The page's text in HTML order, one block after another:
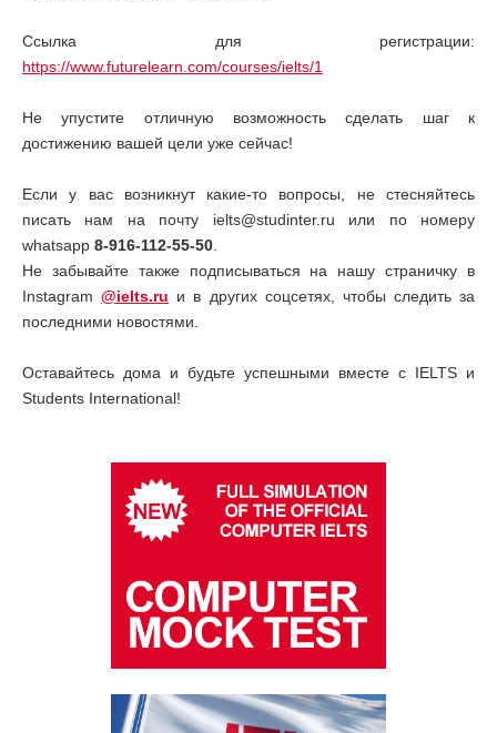
Ссылка для регистрации:
https://www.futurelearn.com/courses/ielts/1
Не упустите отличную возможность сделать шаг к
достижению вашей цели уже сейчас!
Если у вас возникнут какие-то вопросы, не стесняйтесь
писать нам на почту ielts@studinter.ru или по номеру
whatsapp 8-916-112-55-50
Не забывайте также подписываться на нашу страничку в
Instagram@ielts.ru и в других соцсетях, чтобы следить за
последними новостями.
Оставайтесь дома и будьте успешными вместе с IELTS и
Students International!